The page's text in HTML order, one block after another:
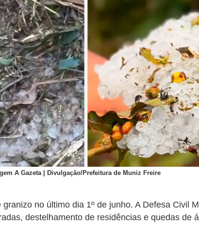
A Gazeta | Divulgação/Prefeitura de Muniz Freire
no último dia 1º de junho. A Defesa Civil
destelhamento de residências e quedas de